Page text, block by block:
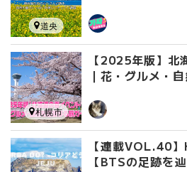
道央
【2025年版】北
｜花・グルメ・
札幌市
【連載VOL.40
【BTSの足跡を